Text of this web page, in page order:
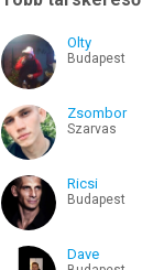
Olty
Budapest
Zsombor
Szarvas
Ricsi
Budapest
Dave